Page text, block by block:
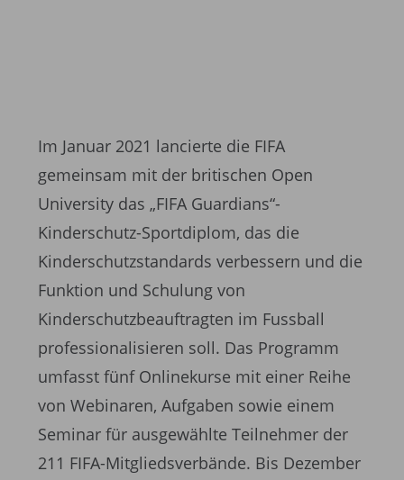
Im Januar 2021 lancierte die FIFA
gemeinsam mit der britischen Open
University das „FIFA Guardians“-
Kinderschutz-Sportdiplom, das die
Kinderschutzstandards verbessern und die
Funktion und Schulung von
Kinderschutzbeauftragten im Fussball
professionalisieren soll. Das Programm
umfasst fünf Onlinekurse mit einer Reihe
von Webinaren, Aufgaben sowie einem
Seminar für ausgewählte Teilnehmer der
211 FIFA-Mitgliedsverbände. Bis Dezember